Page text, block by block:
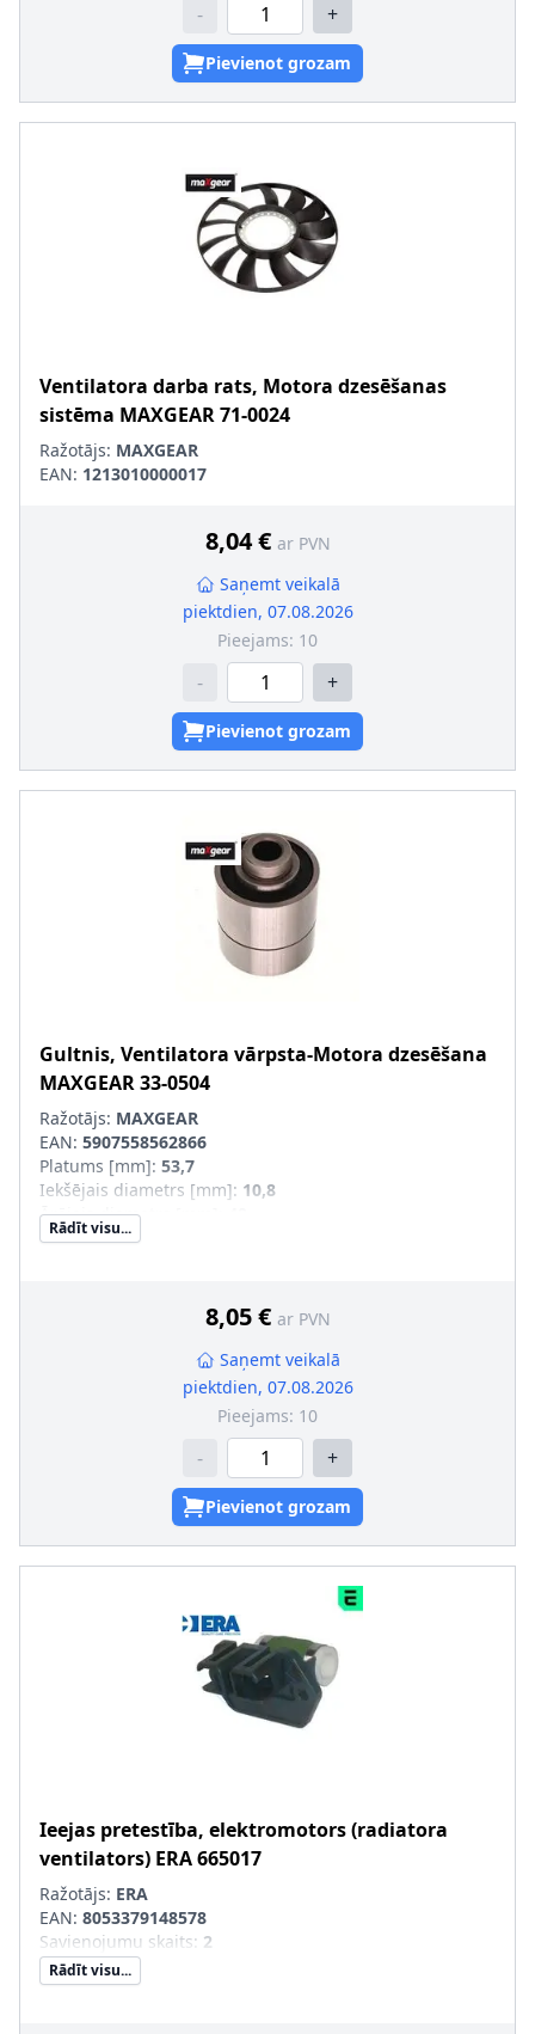
- +
Pievienot grozam
Ventilatora darba rats, Motora dzesēšanas
sistēma MAXGEAR71-0024
Ražotājs: MAXGEAR
EAN: 1213010000017
8,04 € ar PVN
Saņemt veikalā
piektdien, 07.08.2026
Pieejams: 10
- +
Pievienot grozam
Gultnis, Ventilatora vārpsta-Motora dzesēšana
MAXGEAR33-0504
Ražotājs: MAXGEAR
EAN: 5907558562866
Platums [mm]: 53,7
Iekšējais diametrs [mm]: 10,8
Ārējais diametrs [mm]
Gultņa konstrukcija
Rādīt visu...
8,05 € ar PVN
Saņemt veikalā
piektdien, 07.08.2026
Pieejams: 10
- +
Pievienot grozam
Ieejas pretestība, elektromotors (radiatora
ventilators) ERA665017
Ražotājs: ERA
EAN: 8053379148578
Savienojumu skaits: 2
Rādīt visu...